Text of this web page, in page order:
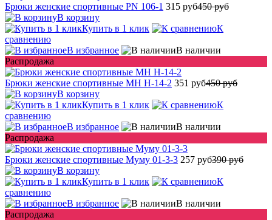
Брюки женские спортивные PN 106-1 315 руб450 руб
В корзину
Купить в 1 клик
К
сравнению
В избранное
В наличии
Распродажа
Брюки женские спортивные MH H-14-2 351 руб450 руб
В корзину
Купить в 1 клик
К
сравнению
В избранное
В наличии
Распродажа
Брюки женские спортивные Муму 01-3-3 257 руб390 руб
В корзину
Купить в 1 клик
К
сравнению
В избранное
В наличии
Распродажа